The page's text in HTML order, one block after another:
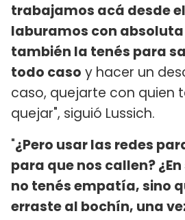
trabajamos acá desde
laburamos con
también la tenés para
todo caso y hacer un
caso, quejarte con quien
quejar", siguió Lussich.
"¿Pero usar las redes
para que nos callen? ¿En
no tenés empatía, sino
erraste al bochín, una